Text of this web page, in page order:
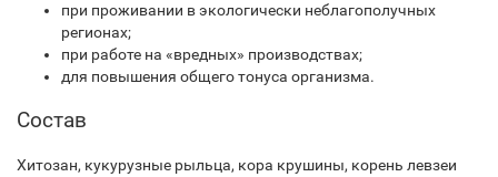
при проживании в экологически неблагополучных
регионах;
при работе на «вредных» производствах;
для повышения общего тонуса организма.
Состав
Хитозан, кукурузные рыльца, кора крушины, корень левзеи